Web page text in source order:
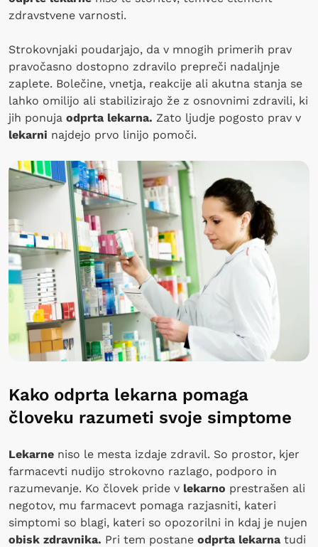
zdravstvene varnosti.
Strokovnjaki poudarjajo, da v mnogih primerih prav
pravočasno dostopno zdravilo prepreči nadaljnje
zaplete. Bolečine, vnetja, reakcije ali akutna stanja se
lahko omilijo ali stabilizirajo že z osnovnimi zdravili, ki
jih ponuja odprta lekarna. Zato ljudje pogosto prav v
lekarni najdejo prvo linijo pomoči.
Kako odprta lekarna pomaga
človeku razumeti svoje simptome
Lekarne niso le mesta izdaje zdravil. So prostor, kjer
farmacevti nudijo strokovno razlago, podporo in
razumevanje. Ko človek pride v lekarno prestrašen ali
negotov, mu farmacevt pomaga razjasniti, kateri
simptomi so blagi, kateri so opozorilni in kdaj je nujen
obisk zdravnika. Pri tem postane odprta lekarna tudi